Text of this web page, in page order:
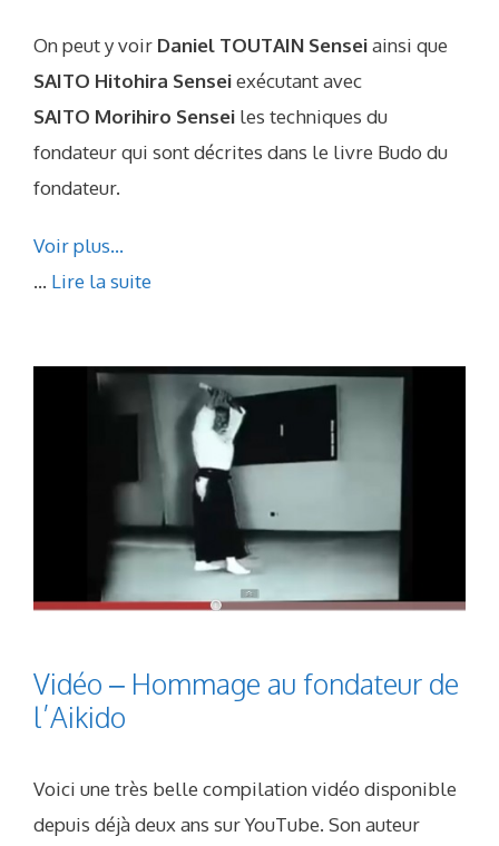
On peut y voir Daniel TOUTAIN Senseiainsi que
SAITO Hitohira Senseiexécutant avec
SAITO Morihiro Sensei les techniques du
fondateur qui sont décrites dans le livre Budo du
fondateur.
Voir plus…
... Lire la suite
Vidéo – Hommage au fondateur de
l’Aikido
Voici une très belle compilation vidéo disponible
depuis déjà deux ans sur YouTube. Son auteur